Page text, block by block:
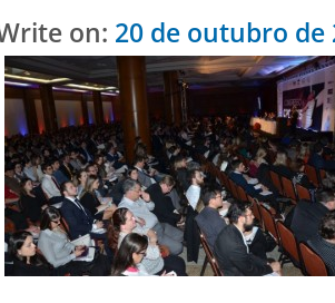
on: 20 de outubro de